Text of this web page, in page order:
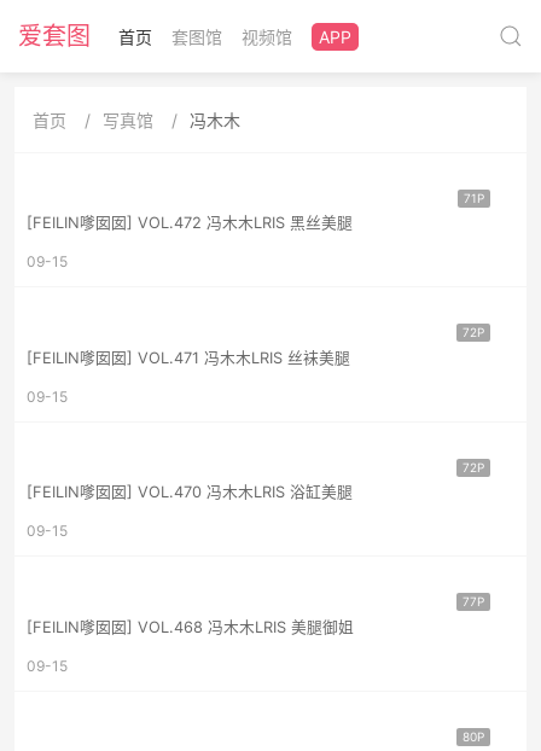
爱套图 首页 套图馆 视频馆 APP
首页 写真馆 冯木木
71P
[FEILIN嗲囡囡] VOL.472 冯木木LRIS 黑丝美腿
09-15
72P
[FEILIN嗲囡囡] VOL.471 冯木木LRIS 丝袜美腿
09-15
72P
[FEILIN嗲囡囡] VOL.470 冯木木LRIS 浴缸美腿
09-15
77P
[FEILIN嗲囡囡] VOL.468 冯木木LRIS 美腿御姐
09-15
80P